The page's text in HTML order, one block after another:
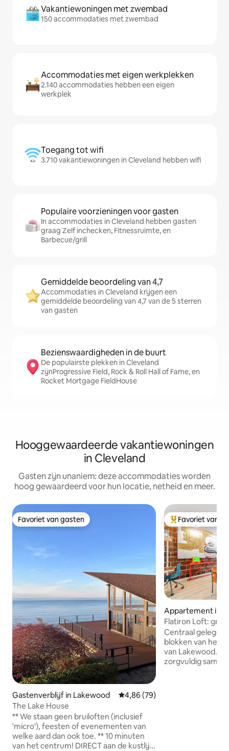
Vakantiewoningen met zwembad
150 accommodaties met zwembad
Accommodaties met eigen werkplekken
2.140 accommodaties hebben een eigen
werkplek
Toegang tot wifi
3.710 vakantiewoningen in Cleveland hebben wifi
Populaire voorzieningen voor gasten
In accommodaties in Cleveland hebben gasten
graag Zelf inchecken, Fitnessruimte, en
Barbecue/grill
Gemiddelde beoordeling van 4,7
Accommodaties in Cleveland krijgen een
gemiddelde beoordeling van 4,7 van de 5 sterren
van gasten
Bezienswaardigheden in de buurt
De populairste plekken in Cleveland
zijnProgressive Field, Rock & Roll Hall of Fame, en
Rocket Mortgage FieldHouse
Hooggewaardeerde vakantiewoningen
in Cleveland
Gasten zijn unaniem: deze accommodaties worden
hoog gewaardeerd voor hun locatie, netheid en meer.
Favoriet van gasten
Favoriet van gasten
Gastenverblijf in Lakewood Gemiddelde beoordeling van
4,86 (79)
The Lake House
** We staan geen bruiloften (inclusief
'micro'), feesten of evenementen van
welke aard dan ook toe. ** 10 minuten
van het centrum! DIRECT aan de kustlijn
Topfavoriet van
Favoriet van
Appartement in
Flatiron Loft:
Centraal gelegen
blokken van het
van Lakewood.
zorgvuldig